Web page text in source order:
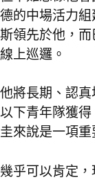
德的中場活力組
斯領先於他，
線上巡邏。
他將長期、認真
以下青年隊獲得
圭來說是一項重
幾乎可以肯定